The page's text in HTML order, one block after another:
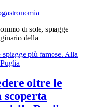
di sole, spiagge
della...
oltre le
scoperta